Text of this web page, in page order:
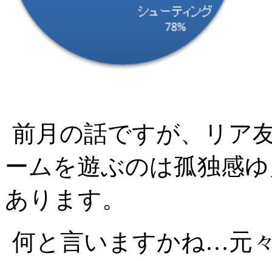
前月の話ですが、リア
ームを遊ぶのは孤独感
あります。
何と言いますかね…元